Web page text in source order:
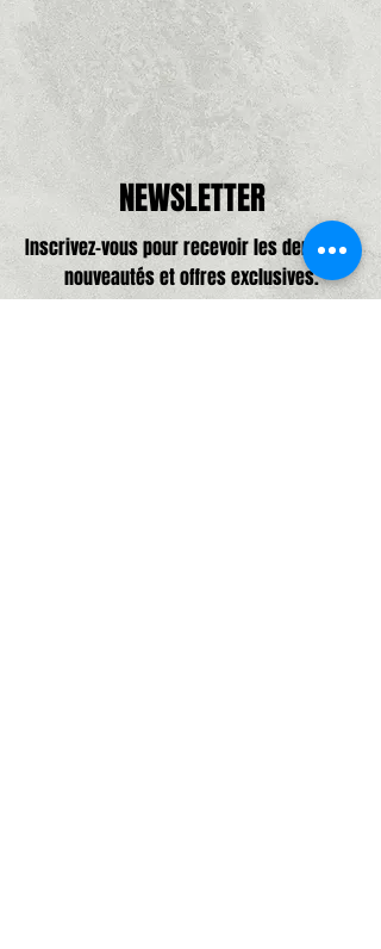
NEWSLETTER
Inscrivez-vous pour recevoir les dernières
nouveautés et offres exclusives.